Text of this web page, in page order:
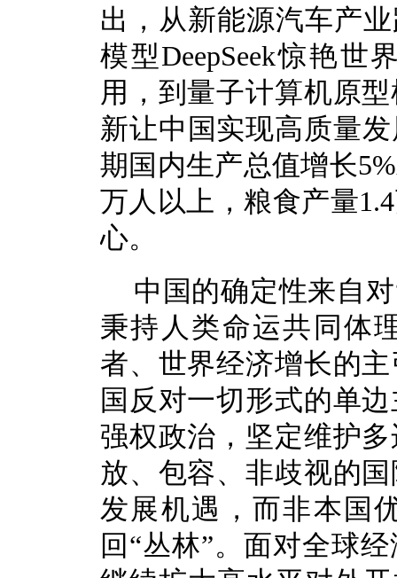
出，从新能源汽车产
模型DeepSeek惊艳
用，到量子计算机原
新让中国实现高质量
期国内生产总值增长
万人以上，粮食产量
心。
中国的确定性来自
秉持人类命运共同体
者、世界经济增长的
国反对一切形式的单
强权政治，坚定维护
放、包容、非歧视的
发展机遇，而非本国
回“丛林”。面对全球